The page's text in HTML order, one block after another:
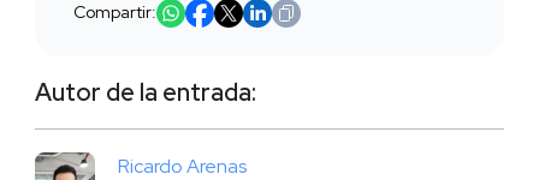
Compartir:
Autor de la entrada:
Ricardo Arenas